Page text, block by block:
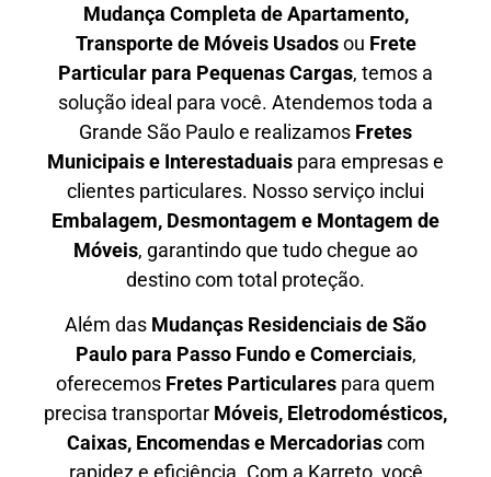
Mudança Completa de Apartamento,
Transporte de Móveis Usadosou Frete
Particular para Pequenas Cargas, temos a
solução ideal para você. Atendemostoda a
Grande São Pauloe realizamos Fretes
Municipais e Interestaduais para empresas e
clientes particulares. Nosso serviço inclui
Embalagem, Desmontagem e Montagem de
Móveis, garantindo que tudo chegue ao
destino com total proteção.
Além das Mudanças Residenciais de São
Paulo para Passo Fundo e Comerciais,
oferecemos Fretes Particulares para quem
precisa transportar Móveis, Eletrodomésticos,
Caixas, Encomendas e Mercadoriascom
rapidez e eficiência. Com a Karreto, você